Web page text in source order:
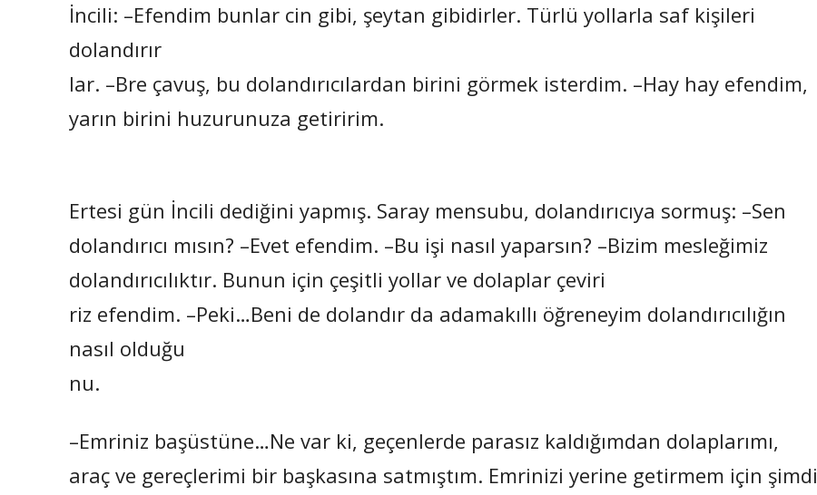
İncili: –Efendim bunlar cin gibi, şeytan gibidirler. Türlü yollarla saf kişileri
dolandırır
lar. –Bre çavuş, bu dolandırıcılardan birini görmek isterdim. –Hay hay efendim,
yarın birini huzurunuza getiririm.
Ertesi gün İncili dediğini yapmış. Saray mensubu, dolandırıcıya sormuş: –Sen
dolandırıcı mısın? –Evet efendim. –Bu işi nasıl yaparsın? –Bizim mesleğimiz
dolandırıcılıktır. Bunun için çeşitli yollar ve dolaplar çeviri
riz efendim. –Peki…Beni de dolandır da adamakıllı öğreneyim dolandırıcılığın
nasıl olduğu
nu.
–Emriniz başüstüne…Ne var ki, geçenlerde parasız kaldığımdan dolaplarımı,
araç ve gereçlerimi bir başkasına satmıştım. Emrinizi yerine getirmem için şimdi